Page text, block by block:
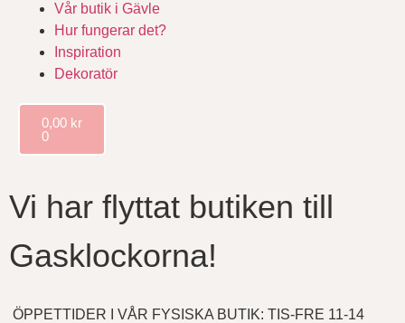
Vår butik i Gävle
Hur fungerar det?
Inspiration
Dekoratör
0,00 kr
0
Vi har flyttat butiken till
Gasklockorna!
ÖPPETTIDER I VÅR FYSISKA BUTIK: TIS-FRE 11-14